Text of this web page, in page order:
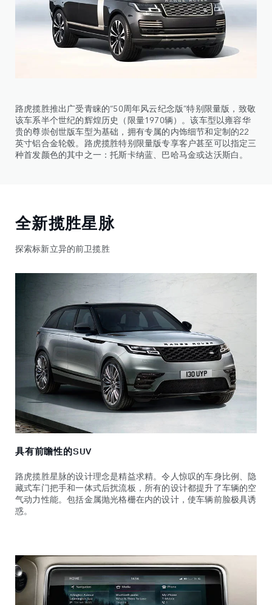
路虎揽胜推出广受青睐的“50周年风云纪念版”特别限量版，致敬
该车系半个世纪的辉煌历史（限量1970辆）。该车型以雍容华
贵的尊崇创世版车型为基础，拥有专属的内饰细节和定制的22
英寸铝合金轮毂。路虎揽胜特别限量版专享客户甚至可以指定三
种首发颜色的其中之一：托斯卡纳蓝、巴哈马金或达沃斯白。
全新揽胜星脉
探索标新立异的前卫揽胜
具有前瞻性的SUV
路虎揽胜星脉的设计理念是精益求精。令人惊叹的车身比例、隐
藏式车门把手和一体式后扰流板，所有的设计都提升了车辆的空
气动力性能。包括金属抛光格栅在内的设计，使车辆前脸极具诱
惑。